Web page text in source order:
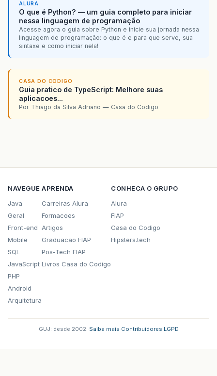
ALURA
O que é Python? — um guia completo para iniciar
nessa linguagem de programação
Acesse agora o guia sobre Python e inicie sua jornada nessa
linguagem de programação: o que é e para que serve, sua
sintaxe e como iniciar nela!
CASA DO CODIGO
Guia pratico de TypeScript: Melhore suas
aplicacoes...
Por Thiago da Silva Adriano — Casa do Codigo
NAVEGUE
Java
Geral
Front-end
Mobile
SQL
JavaScript
PHP
Android
Arquitetura
APRENDA
Carreiras Alura
Formacoes
Artigos
Graduacao FIAP
Pos-Tech FIAP
Livros Casa do Codigo
CONHECA O GRUPO
Alura
FIAP
Casa do Codigo
Hipsters.tech
GUJ: desde 2002. Saiba mais Contribuidores LGPD